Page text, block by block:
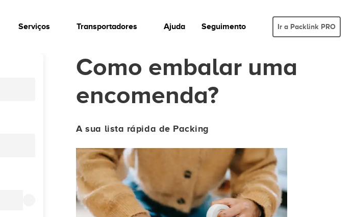
Serviços Transportadores Ajuda Seguimento Ir a Packlink PRO
Como embalar uma
encomenda?
A sua lista rápida de Packing